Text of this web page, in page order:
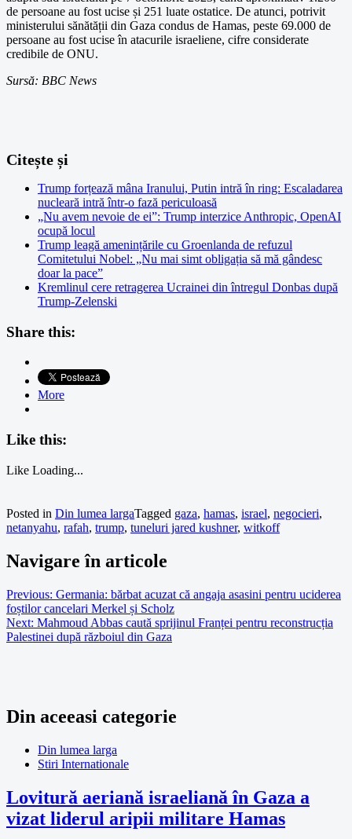
de persoane au fost ucise și 251 luate ostatice. De atunci, potrivit
ministerului sănătății din Gaza condus de Hamas, peste 69.000 de
persoane au fost ucise în atacurile israeliene, cifre considerate
credibile de ONU.
Sursă: BBC News
Citește și
Trump forțează mâna Iranului, Putin intră în ring: Escaladarea
nucleară intră într-o fază periculoasă
„Nu avem nevoie de ei”: Trump interzice Anthropic, OpenAI
ocupă locul
Trump leagă amenințările cu Groenlanda de refuzul
Comitetului Nobel: „Nu mai simt obligația să mă gândesc
doar la pace”
Kremlinul cere retragerea Ucrainei din întregul Donbas după
Trump-Zelenski
Share this:
More
Like this:
Like Loading...
Posted in Din lumea largaTagged gaza, hamas, israel, negocieri,
netanyahu, rafah, trump, tuneluri jared kushner, witkoff
Navigare în articole
Previous: Germania: bărbat acuzat că angaja asasini pentru uciderea
foștilor cancelari Merkel și Scholz
Next: Mahmoud Abbas caută sprijinul Franței pentru reconstrucția
Palestinei după războiul din Gaza
Din aceeasi categorie
Din lumea larga
Stiri Internationale
Lovitură aeriană israeliană în Gaza a
vizat liderul aripii militare Hamas